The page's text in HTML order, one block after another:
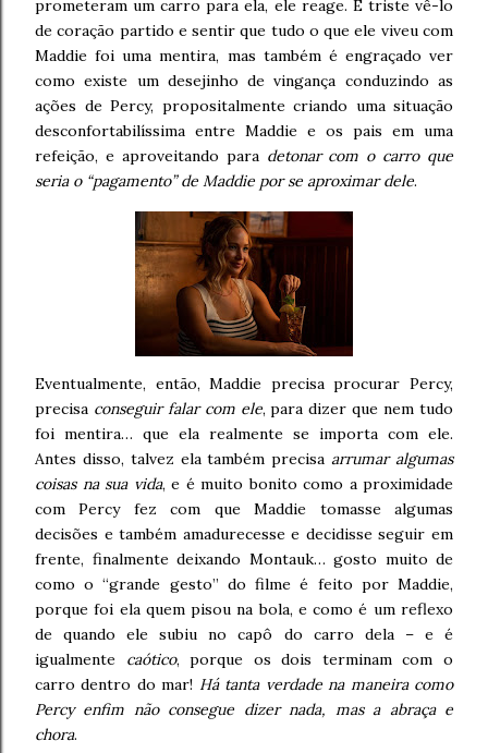
prometeram um carro para ela, ele reage. É triste vê-lo
de coração partido e sentir que tudo o que ele viveu com
Maddie foi uma mentira, mas também é engraçado ver
como existe um desejinho de vingança conduzindo as
ações de Percy, propositalmente criando uma situação
desconfortabilíssima entre Maddie e os pais em uma
refeição, e aproveitando para detonar com o carro que
seria o “pagamento” de Maddie por se aproximar dele.
Eventualmente, então, Maddie precisa procurar Percy,
precisa conseguir falar com ele, para dizer que nem tudo
foi mentira… que ela realmente se importa com ele.
Antes disso, talvez ela também precisaarrumar algumas
coisas na sua vida, e é muito bonito como a proximidade
com Percy fez com que Maddie tomasse algumas
decisões e também amadurecesse e decidisse seguir em
frente, finalmente deixando Montauk… gosto muito de
como o “grande gesto” do filme é feito por Maddie,
porque foi ela quem pisou na bola, e como é um reflexo
de quando ele subiu no capô do carro dela – e é
igualmente caótico, porque os dois terminam com o
carro dentro do mar! Há tanta verdade na maneira como
Percy enfim não consegue dizer nada, mas a abraça e
chora.